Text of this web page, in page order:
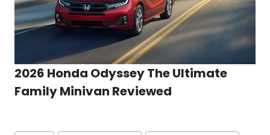
2026 Honda Odyssey The Ultimate
Family Minivan Reviewed